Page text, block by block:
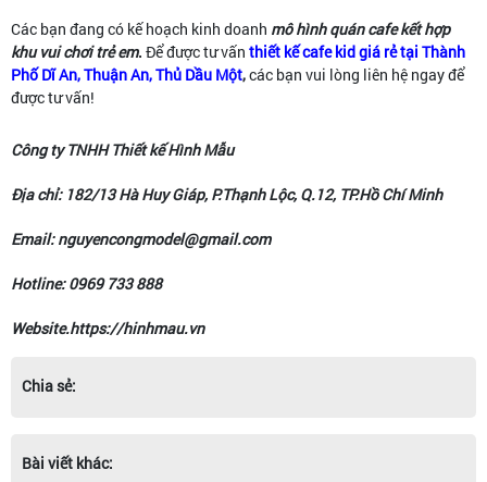
Các bạn đang có kế hoạch kinh doanh mô hình quán cafe kết hợp
khu vui chơi trẻ em. Để được tư vấn thiết kế cafe kid giá rẻ tại Thành
Phố Dĩ An, Thuận An, Thủ Dầu Một,các bạn vui lòng liên hệ ngay để
được tư vấn!
Công ty TNHH Thiết kế Hình Mẫu
Địa chỉ: 182/13 Hà Huy Giáp, P.Thạnh Lộc, Q.12, TP.Hồ Chí Minh
Email: nguyencongmodel@gmail.com
Hotline: 0969 733 888
Website.https://hinhmau.vn
Chia sẻ:
Bài viết khác: